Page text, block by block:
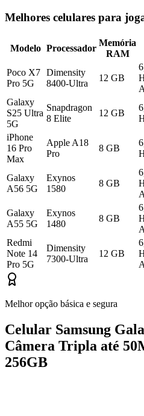
Melhores celulares para
Modelo Processador
Memória
RAM
Poco X7
Pro 5G
Dimensity
8400-Ultra
12 GB
Galaxy
S25 Ultra
5G
Snapdragon
8 Elite
12 GB
iPhone
16 Pro
Max
Apple A18
Pro
8 GB
Galaxy
A56 5G
Exynos
1580
8 GB
Galaxy
A55 5G
Exynos
1480
8 GB
Redmi
Note 14
Pro 5G
Dimensity
7300-Ultra
12 GB
Melhor opção básica e segura
Celular Samsung
Câmera Tripla até
256GB